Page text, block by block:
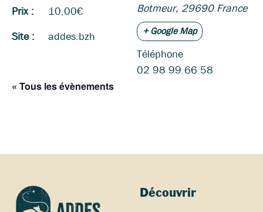
Prix :
10,00€
Site :
addes.bzh
Botmeur, 29690 France
+ Google Map
Téléphone
02 98 99 66 58
« Tous les évènements
Découvrir